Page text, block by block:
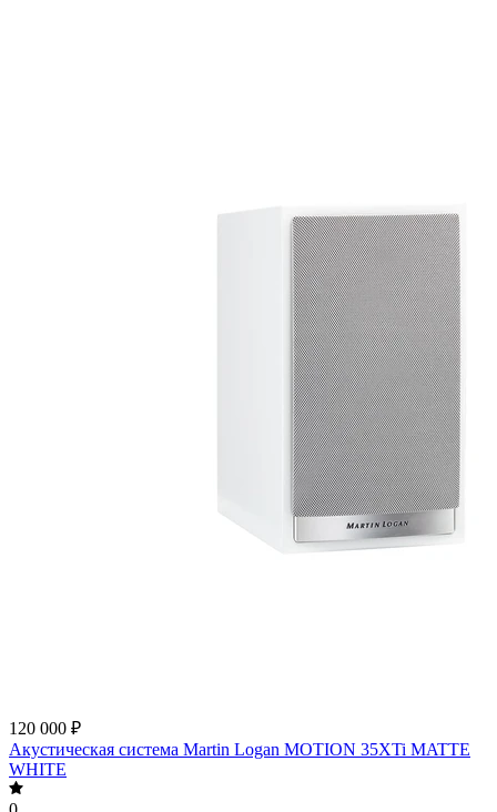
120 000 ₽
Акустическая система Martin Logan MOTION 35XTi MATTE
WHITE